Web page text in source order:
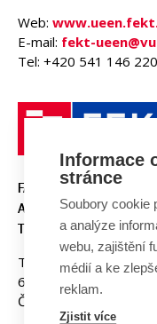
Web:
E-mail: fekt-
Tel: +420 541 146 220
FAKULTA
A KOMUNIKAČNÍCH
TECHNOLOGIÍ, VUT V
Technická 3058/10
616 00 Brno
Česká republika
Informace
stránce
Soubory cookie
a analýze
webu, zajištění
médií a ke
reklam.
Zjistit více